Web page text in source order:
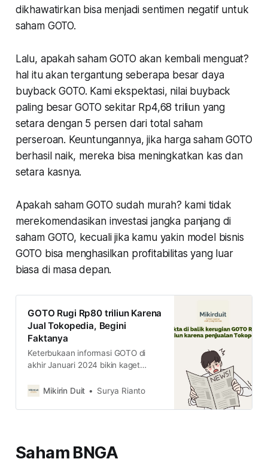
dikhawatirkan bisa menjadi sentimen negatif untuk
saham GOTO.
Lalu, apakah saham GOTO akan kembali menguat?
hal itu akan tergantung seberapa besar daya
buyback GOTO. Kami ekspektasi, nilai buyback
paling besar GOTO sekitar Rp4,68 triliun yang
setara dengan 5 persen dari total saham
perseroan. Keuntungannya, jika harga saham GOTO
berhasil naik, mereka bisa meningkatkan kas dan
setara kasnya.
Apakah saham GOTO sudah murah? kami tidak
merekomendasikan investasi jangka panjang di
saham GOTO, kecuali jika kamu yakin model bisnis
GOTO bisa menghasilkan profitabilitas yang luar
biasa di masa depan.
GOTO Rugi Rp80 triliun Karena
Jual Tokopedia, Begini
Faktanya
Keterbukaan informasi GOTO di
akhir Januari 2024 bikin kaget
triliun karena jual Tokopedia. Kok
Mikirin Duit Surya Rianto
Saham BNGA